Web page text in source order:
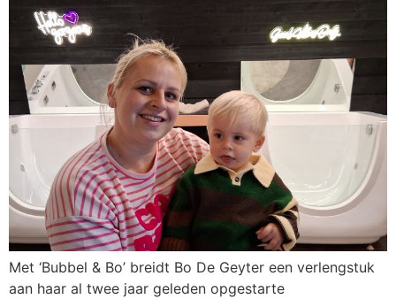
Met ‘Bubbel & Bo’ breidt Bo De Geyter een verlengstuk
aan haar al twee jaar geleden opgestarte